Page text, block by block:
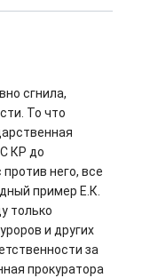
сгнила,
То что
КР до
него, все
пример Е.К.
только
и других
за
прокуратора